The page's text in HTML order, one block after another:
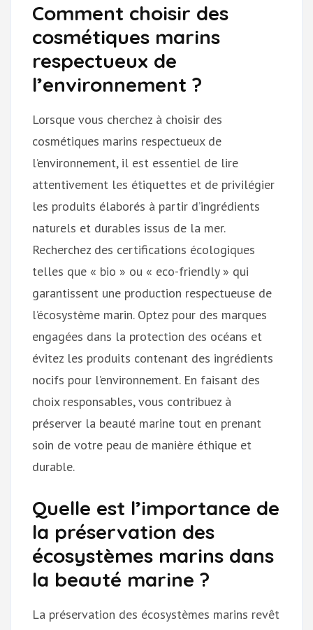
Comment choisir des
cosmétiques marins
respectueux de
l’environnement ?
Lorsque vous cherchez à choisir des
cosmétiques marins respectueux de
l’environnement, il est essentiel de lire
attentivement les étiquettes et de privilégier
les produits élaborés à partir d’ingrédients
naturels et durables issus de la mer.
Recherchez des certifications écologiques
telles que « bio » ou « eco-friendly » qui
garantissent une production respectueuse de
l’écosystème marin. Optez pour des marques
engagées dans la protection des océans et
évitez les produits contenant des ingrédients
nocifs pour l’environnement. En faisant des
choix responsables, vous contribuez à
préserver la beauté marine tout en prenant
soin de votre peau de manière éthique et
durable.
Quelle est l’importance de
la préservation des
écosystèmes marins dans
la beauté marine ?
La préservation des écosystèmes marins revêt